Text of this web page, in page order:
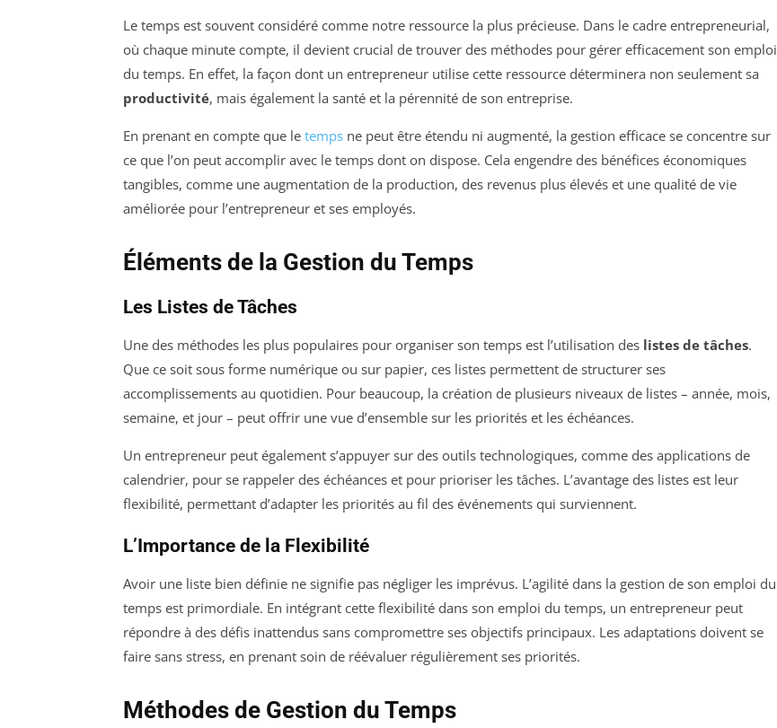
Le temps est souvent considéré comme notre ressource la plus précieuse. Dans le cadre entrepreneurial,
où chaque minute compte, il devient crucial de trouver des méthodes pour gérer efficacement son emploi
du temps. En effet, la façon dont un entrepreneur utilise cette ressource déterminera non seulement sa
productivité, mais également la santé et la pérennité de son entreprise.
En prenant en compte que le temps ne peut être étendu ni augmenté, la gestion efficace se concentre sur
ce que l’on peut accomplir avec le temps dont on dispose. Cela engendre des bénéfices économiques
tangibles, comme une augmentation de la production, des revenus plus élevés et une qualité de vie
améliorée pour l’entrepreneur et ses employés.
Éléments de la Gestion du Temps
Les Listes de Tâches
Une des méthodes les plus populaires pour organiser son temps est l’utilisation des listes de tâches.
Que ce soit sous forme numérique ou sur papier, ces listes permettent de structurer ses
accomplissements au quotidien. Pour beaucoup, la création de plusieurs niveaux de listes – année, mois,
semaine, et jour – peut offrir une vue d’ensemble sur les priorités et les échéances.
Un entrepreneur peut également s’appuyer sur des outils technologiques, comme des applications de
calendrier, pour se rappeler des échéances et pour prioriser les tâches. L’avantage des listes est leur
flexibilité, permettant d’adapter les priorités au fil des événements qui surviennent.
L’Importance de la Flexibilité
Avoir une liste bien définie ne signifie pas négliger les imprévus. L’agilité dans la gestion de son emploi du
temps est primordiale. En intégrant cette flexibilité dans son emploi du temps, un entrepreneur peut
répondre à des défis inattendus sans compromettre ses objectifs principaux. Les adaptations doivent se
faire sans stress, en prenant soin de réévaluer régulièrement ses priorités.
Méthodes de Gestion du Temps